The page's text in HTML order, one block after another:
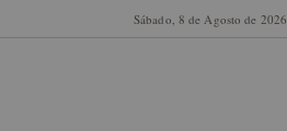
Sábado, 8 de Agosto de 2026